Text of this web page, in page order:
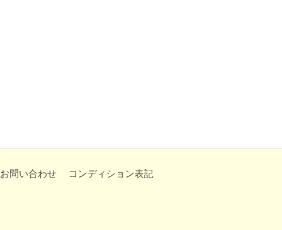
お問い合わせ コンディション表記